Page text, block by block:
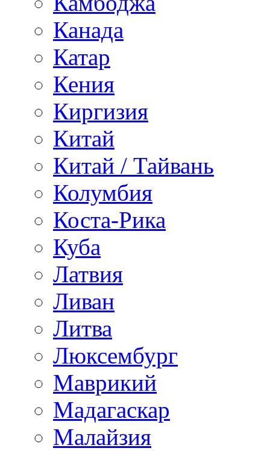
Канада
Катар
Кения
Киргизия
Китай
Китай / Тайвань
Колумбия
Коста-Рика
Куба
Латвия
Ливан
Литва
Люксембург
Маврикий
Мадагаскар
Малайзия